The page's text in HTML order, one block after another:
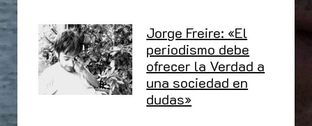
Jorge Freire: «El
periodismo debe
ofrecer la Verdad a
una sociedad en
dudas»